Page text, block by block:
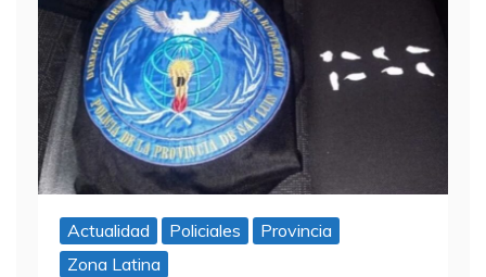
Actualidad Policiales
Provincia
Zona Latina